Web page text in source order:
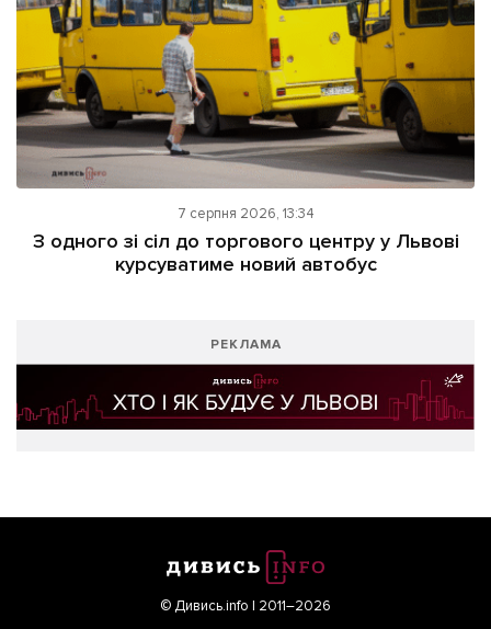
7 серпня 2026, 13:34
З одного зі сіл до торгового центру у Львові
курсуватиме новий автобус
РЕКЛАМА
© Дивись.info | 2011–2026